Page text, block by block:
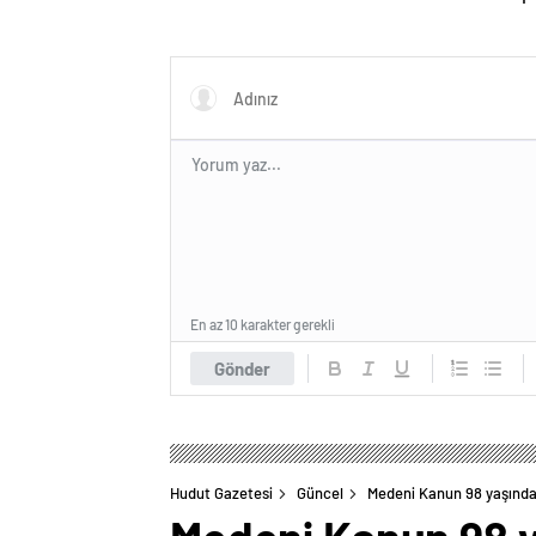
Gönder
En az 10 karakter gerekli
Hudut Gazetesi Güncel Medeni Kanun 98 yaşında